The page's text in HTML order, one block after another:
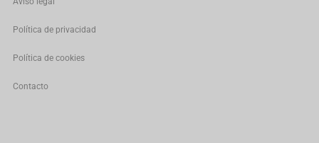
Política de privacidad
Política de cookies
Contacto